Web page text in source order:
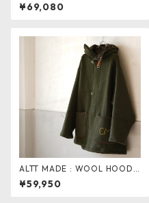
¥69,080
ALTT MADE : WOOL HOODI
E . v olive
¥59,950